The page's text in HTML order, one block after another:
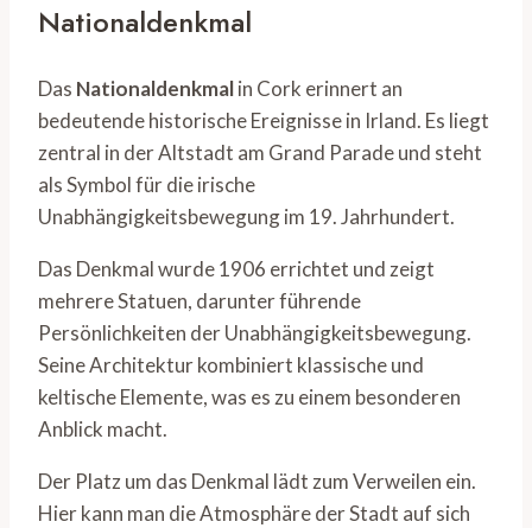
Nationaldenkmal
Das Nationaldenkmalin Cork erinnert an
bedeutende historische Ereignisse in Irland. Es liegt
zentral in der Altstadt am Grand Parade und steht
als Symbol für die irische
Unabhängigkeitsbewegung im 19. Jahrhundert.
Das Denkmal wurde 1906 errichtet und zeigt
mehrere Statuen, darunter führende
Persönlichkeiten der Unabhängigkeitsbewegung.
Seine Architektur kombiniert klassische und
keltische Elemente, was es zu einem besonderen
Anblick macht.
Der Platz um das Denkmal lädt zum Verweilen ein.
Hier kann man die Atmosphäre der Stadt auf sich